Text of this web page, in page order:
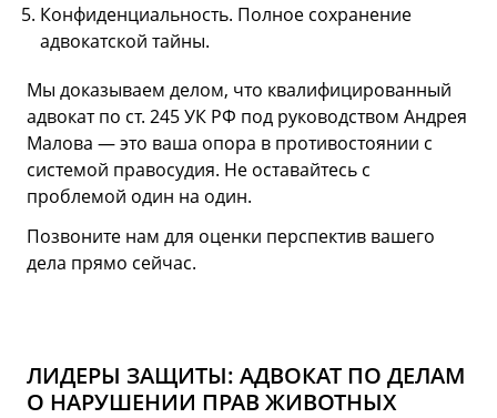
Конфиденциальность. Полное сохранение
адвокатской тайны.
Мы доказываем делом, что квалифицированный
адвокат по ст. 245 УК РФ под руководством Андрея
Малова — это ваша опора в противостоянии с
системой правосудия. Не оставайтесь с
проблемой один на один.
Позвоните нам для оценки перспектив вашего
дела прямо сейчас.
ЛИДЕРЫ ЗАЩИТЫ: АДВОКАТ ПО ДЕЛАМ
О НАРУШЕНИИ ПРАВ ЖИВОТНЫХ